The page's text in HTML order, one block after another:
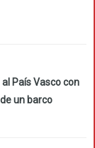
al País Vasco con
un barco